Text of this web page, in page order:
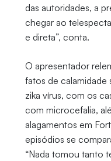
das autoridades, a
chegar ao
e direta”, conta.
O apresentador
fatos de calamidade
zika vírus, com os
com microcefalia,
alagamentos em
episódios se
“Nada tomou tanto